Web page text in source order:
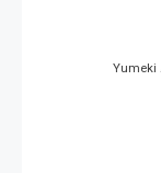
Yumeki